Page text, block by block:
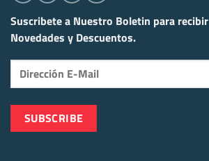
Suscribete a Nuestro Boletin para recibir
Novedades y Descuentos.